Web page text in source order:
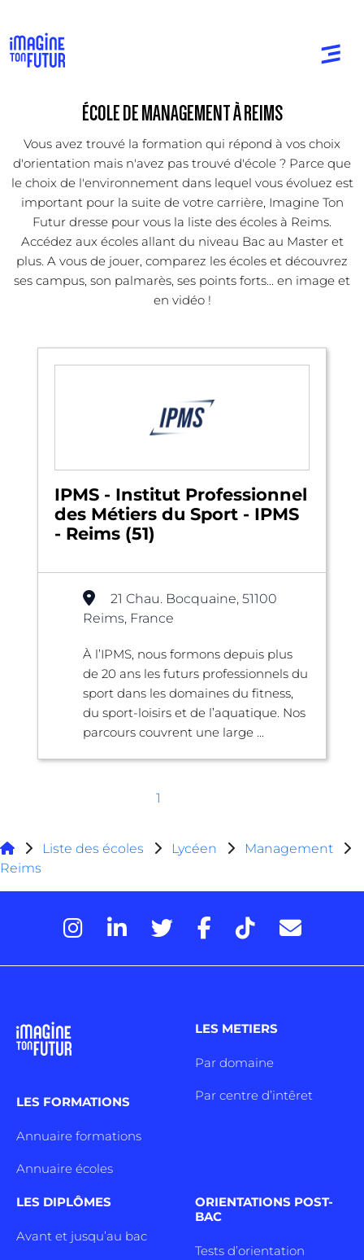
ÉCOLE DE MANAGEMENT À REIMS
Vous avez trouvé la formation qui répond à vos choix
d'orientation mais n'avez pas trouvé d'école ? Parce que
le choix de l'environnement dans lequel vous évoluez est
important pour la suite de votre carrière, Imagine Ton
Futur dresse pour vous la liste des écoles à Reims.
Accédez aux écoles allant du niveau Bac au Master et
plus. A vous de jouer, comparez les écoles et découvrez
ses campus, son palmarès, ses points forts... en image et
en vidéo !
IPMS - Institut Professionnel
des Métiers du Sport - IPMS
- Reims (51)
21 Chau. Bocquaine, 51100
Reims, France
À l’IPMS, nous formons depuis plus
de 20 ans les futurs professionnels du
sport dans les domaines du fitness,
du sport-loisirs et de l’aquatique. Nos
parcours couvrent une large ...
1
Liste des écoles Lycéen
Management
Reims
LES FORMATIONS
Annuaire formations
Annuaire écoles
LES METIERS
Par domaine
Par centre d’intêret
LES DIPLÔMES
Avant et jusqu’au bac
ORIENTATIONS POST-
BAC
Tests d’orientation